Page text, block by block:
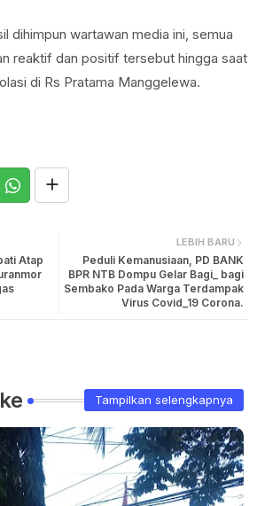
dihimpun wartawan media ini, semua
reaktif dan positif tersebut hingga saat
di Rs Pratama Manggelewa.
LEBIH BARU
Peduli Kemanusiaan, PD BANK
BPR NTB Dompu Gelar Bagi_ bagi
Sembako Pada Warga Terdampak
Virus Covid_19 Corona.
Atap
Tampilkan selengkapnya